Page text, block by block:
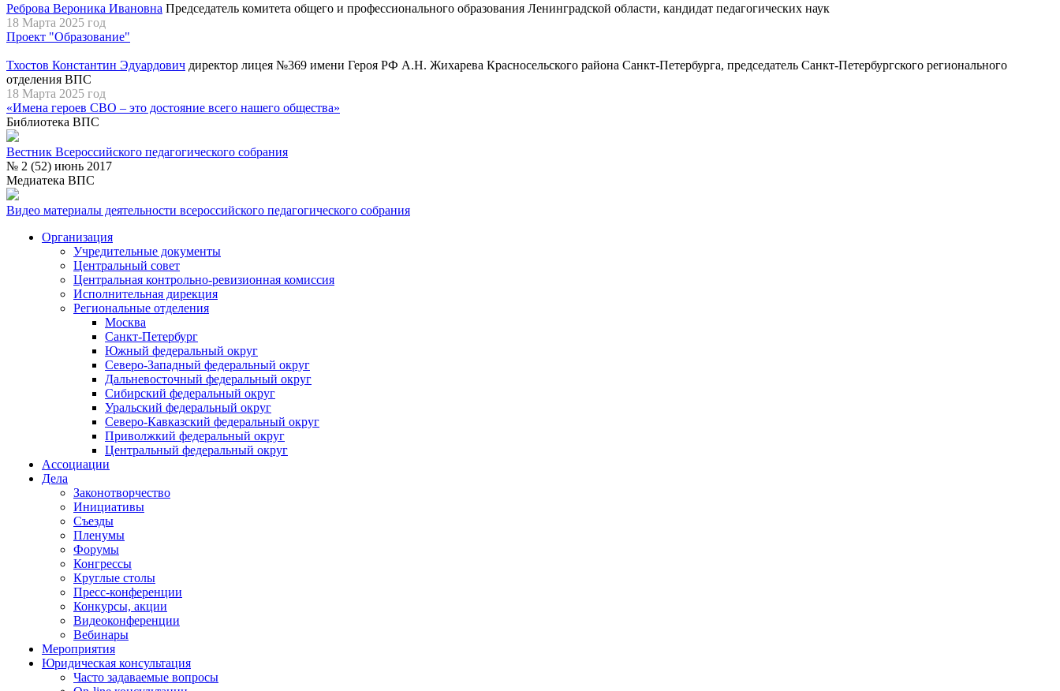
Реброва Вероника Ивановна Председатель комитета общего и профессионального образования Ленинградской области, кандидат педагогических наук
18 Марта 2025 год
Проект "Образование"
Тхостов Константин Эдуардович директор лицея №369 имени Героя РФ А.Н. Жихарева Красносельского района Санкт-Петербурга, председатель Санкт-Петербургского регионального
отделения ВПС
18 Марта 2025 год
«Имена героев СВО – это достояние всего нашего общества»
Библиотека ВПС
Вестник Всероссийского педагогического собрания
№ 2 (52) июнь 2017
Медиатека ВПС
Видео материалы деятельности всероссийского педагогического собрания
Организация
Учредительные документы
Центральный совет
Центральная контрольно-ревизионная комиссия
Исполнительная дирекция
Региональные отделения
Москва
Санкт-Петербург
Южный федеральный округ
Северо-Западный федеральный округ
Дальневосточный федеральный округ
Сибирский федеральный округ
Уральский федеральный округ
Северо-Кавказский федеральный округ
Приволжкий федеральный округ
Центральный федеральный округ
Ассоциации
Дела
Законотворчество
Инициативы
Съезды
Пленумы
Форумы
Конгрессы
Круглые столы
Пресс-конференции
Конкурсы, акции
Видеоконференции
Вебинары
Мероприятия
Юридическая консультация
Часто задаваемые вопросы